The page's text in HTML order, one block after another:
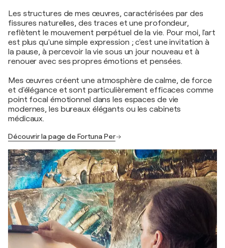
Les structures de mes œuvres, caractérisées par des
fissures naturelles, des traces et une profondeur,
reflètent le mouvement perpétuel de la vie. Pour moi, l'art
est plus qu'une simple expression ; c'est une invitation à
la pause, à percevoir la vie sous un jour nouveau et à
renouer avec ses propres émotions et pensées.
Mes œuvres créent une atmosphère de calme, de force
et d'élégance et sont particulièrement efficaces comme
point focal émotionnel dans les espaces de vie
modernes, les bureaux élégants ou les cabinets
médicaux.
Découvrir la page de Fortuna Per